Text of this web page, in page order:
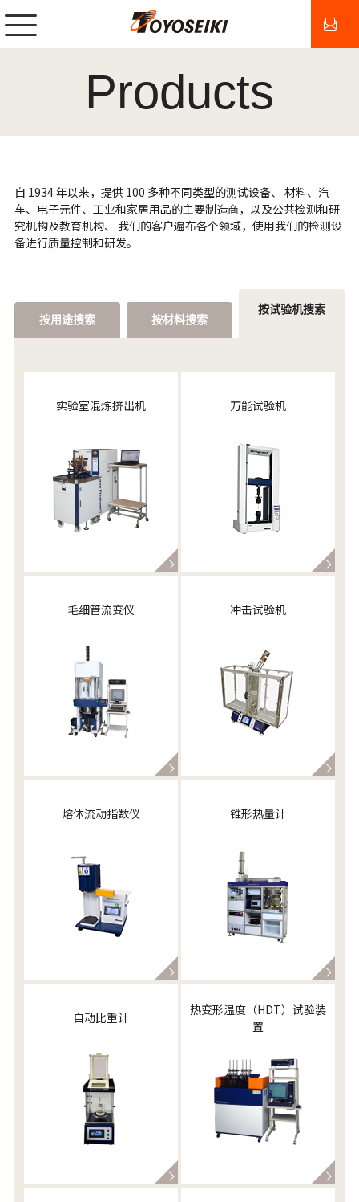
Products
自 1934 年以来，提供 100 多种不同类型的测试设备、 材料、汽
车、电子元件、工业和家居用品的主要制造商，以及公共检测和研
究机构及教育机构、 我们的客户遍布各个领域，使用我们的检测设
备进行质量控制和研发。
按用途搜索 按材料搜索
按试验机搜索
实验室混炼挤出机 万能试验机
毛细管流变仪 冲击试验机
熔体流动指数仪 锥形热量计
自动比重计
热变形温度（HDT）试验装
置